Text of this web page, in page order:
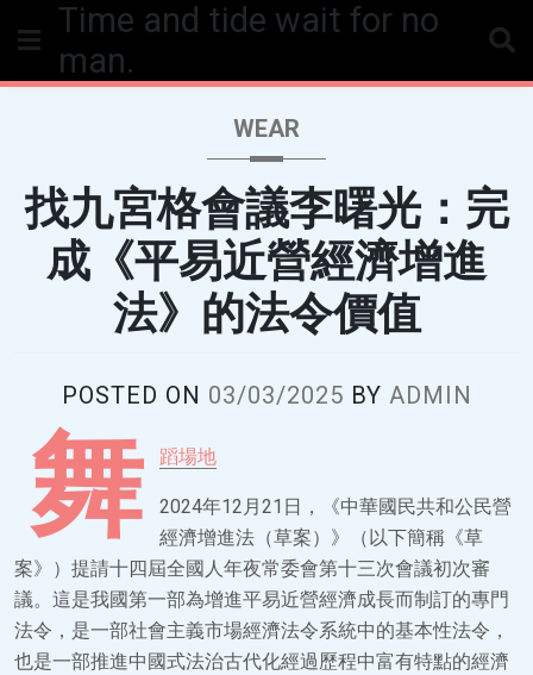
Time and tide wait for no
man.
WEAR
找九宮格會議李曙光：完
成《平易近營經濟增進
法》的法令價值
POSTED ON 03/03/2025 BY ADMIN
舞 蹈場地
2024年12月21日，《中華國民共和公民營
經濟增進法（草案）》（以下簡稱《草
案》）提請十四屆全國人年夜常委會第十三次會議初次審
議。這是我國第一部為增進平易近營經濟成長而制訂的專門
法令，是一部社會主義市場經濟法令系統中的基本性法令，
也是一部推進中國式法治古代化經過歷程中富有特點的經濟